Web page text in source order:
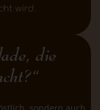
wird.
die
sondern auch